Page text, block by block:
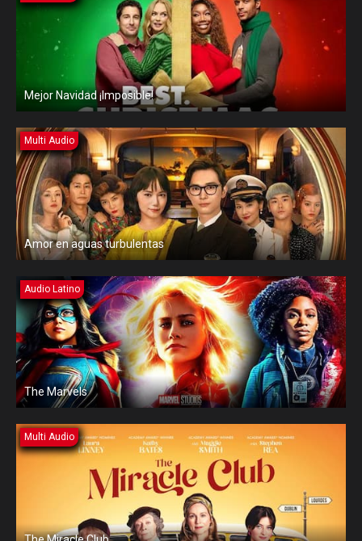
Mejor Navidad ¡Imposible!
Multi Audio
Amor en aguas turbulentas
Audio Latino
The Marvels
Multi Audio